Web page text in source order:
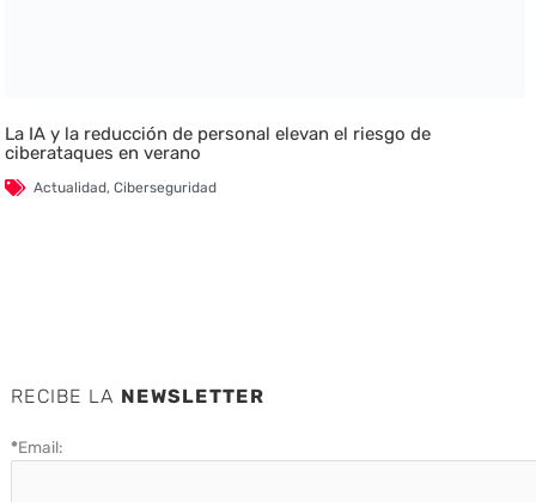
La IA y la reducción de personal elevan el riesgo de
ciberataques en verano
Actualidad,Ciberseguridad
RECIBE LA NEWSLETTER
*Email: